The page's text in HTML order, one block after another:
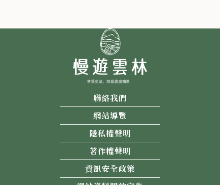
聯絡我們
網站導覽
隱私權聲明
著作權聲明
資訊安全政策